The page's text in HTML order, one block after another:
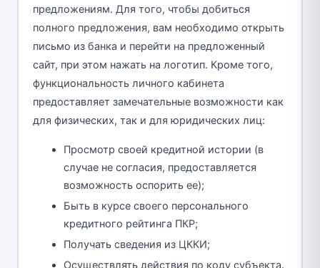
предложениям. Для того, чтобы добиться
полного предложения, вам необходимо открыть
письмо из банка и перейти на предложенный
сайт, при этом нажать на логотип. Кроме того,
функциональность личного кабинета
предоставляет замечательные возможности как
для физических, так и для юридических лиц:
Просмотр своей кредитной истории (в
случае не согласия, предоставляется
возможность оспорить ее);
Быть в курсе своего персонального
кредитного рейтинга ПКР;
Получать сведения из ЦККИ;